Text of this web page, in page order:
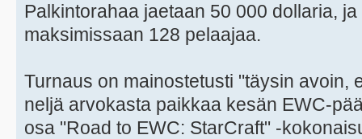
Palkintorahaa jaetaan 50 000 dollaria,
maksimissaan 128 pelaajaa.
Turnaus on mainostetusti "täysin avoin,
neljä arvokasta paikkaa kesän EWC-
osa "Road to EWC: StarCraft" -